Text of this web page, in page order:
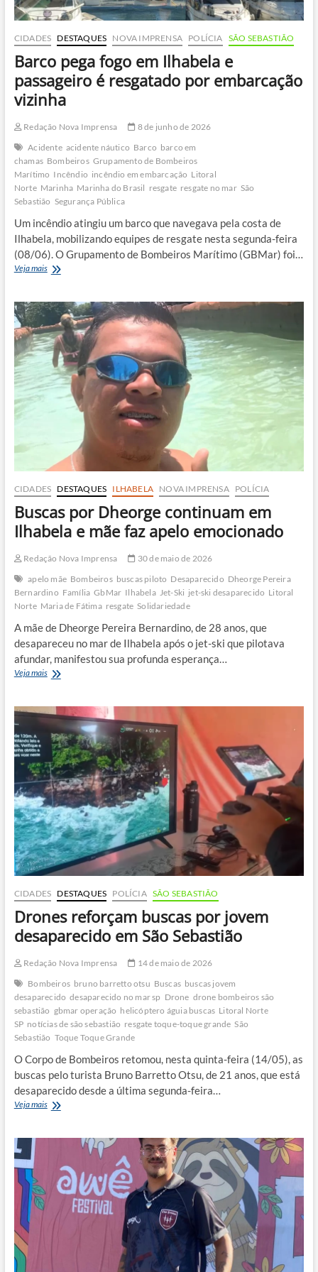
CIDADES DESTAQUES NOVA IMPRENSA POLÍCIA SÃO SEBASTIÃO
Barco pega fogo em Ilhabela e
passageiro é resgatado por embarcação
vizinha
Redação Nova Imprensa
8 de junho de 2026
Acidente acidente náutico Barco barco em
chamas Bombeiros Grupamento de Bombeiros
Marítimo Incêndio incêndio em embarcação Litoral
Norte Marinha Marinha do Brasil resgate resgate no mar São
Sebastião Segurança Pública
Um incêndio atingiu um barco que navegava pela costa de
Ilhabela, mobilizando equipes de resgate nesta segunda-feira
(08/06). O Grupamento de Bombeiros Marítimo (GBMar) foi…
Veja maisBarco
em
Ilhabela
e
passageiro
é
resgatado
por
embarcação
CIDADES DESTAQUES ILHABELA NOVA IMPRENSA POLÍCIA
Buscas por Dheorge continuam em
Ilhabela e mãe faz apelo emocionado
Redação Nova Imprensa
30 de maio de 2026
apelo mãe Bombeiros buscas piloto Desaparecido Dheorge Pereira
Bernardino Família GbMar Ilhabela Jet-Ski jet-ski desaparecido Litoral
Norte Maria de Fátima resgate Solidariedade
A mãe de Dheorge Pereira Bernardino, de 28 anos, que
desapareceu no mar de Ilhabela após o jet-ski que pilotava
afundar, manifestou sua profunda esperança…
Veja maisBuscas
Ilhabela
mãe
faz
apelo
emocionado
CIDADES DESTAQUES POLÍCIA SÃO SEBASTIÃO
Drones reforçam buscas por jovem
desaparecido em São Sebastião
Redação Nova Imprensa
14 de maio de 2026
Bombeiros bruno barretto otsu Buscas buscas jovem
desaparecido desaparecido no mar sp Drone drone bombeiros são
sebastião gbmar operação helicóptero águia buscas Litoral Norte
SP notícias de são sebastião resgate toque-toque grande São
Sebastião Toque Toque Grande
O Corpo de Bombeiros retomou, nesta quinta-feira (14/05), as
buscas pelo turista Bruno Barretto Otsu, de 21 anos, que está
desaparecido desde a última segunda-feira…
Veja maisDrones
desaparecido
em
São
Sebastião